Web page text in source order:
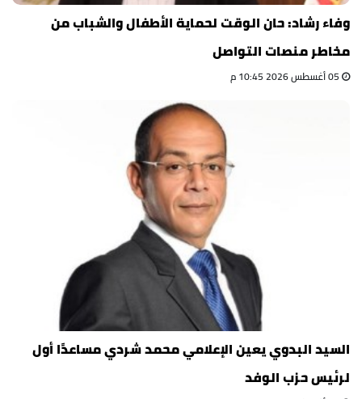
وفاء رشاد: حان الوقت لحماية الأطفال والشباب من
مخاطر منصات التواصل
السيد البدوي يعين الإعلامي محمد شردي مساعدًا أول
لرئيس حزب الوفد